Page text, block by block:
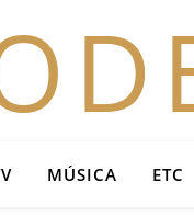
MÚSICA ETC